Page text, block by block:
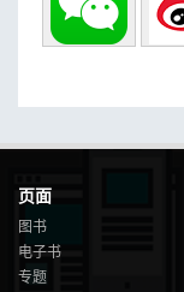
页面
图书
电子书
专题